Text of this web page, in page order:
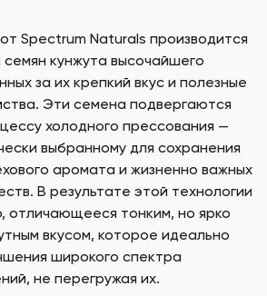
Spectrum Naturals производится
семян кунжута высочайшего
за их крепкий вкус и полезные
Эти семена подвергаются
холодного прессования —
выбранному для сохранения
аромата и жизненно важных
В результате этой технологии
отличающееся тонким, но ярко
вкусом, которое идеально
широкого спектра
не перегружая их.